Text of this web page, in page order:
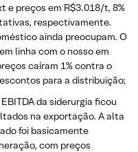
e preços em R$3.018/t, 8%
respectivamente.
ainda preocupam. O
linha com o nosso em
caíram 1% contra o
para a distribuição;
da siderurgia ficou
na exportação. A alta
foi basicamente
com preços